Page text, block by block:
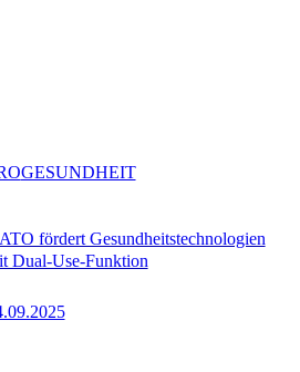
fördert Gesundheitstechnologien
Dual-Use-Funktion
GESUNDHEIT